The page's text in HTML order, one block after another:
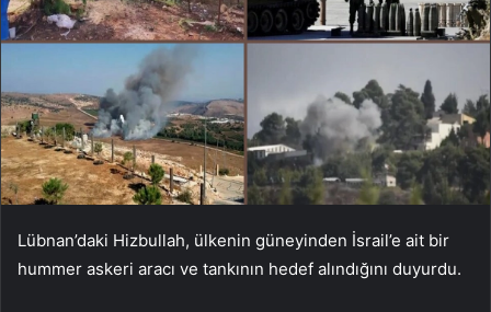
Lübnan’daki Hizbullah, ülkenin güneyinden İsrail’e ait bir
hummer askeri aracı ve tankının hedef alındığını duyurdu.